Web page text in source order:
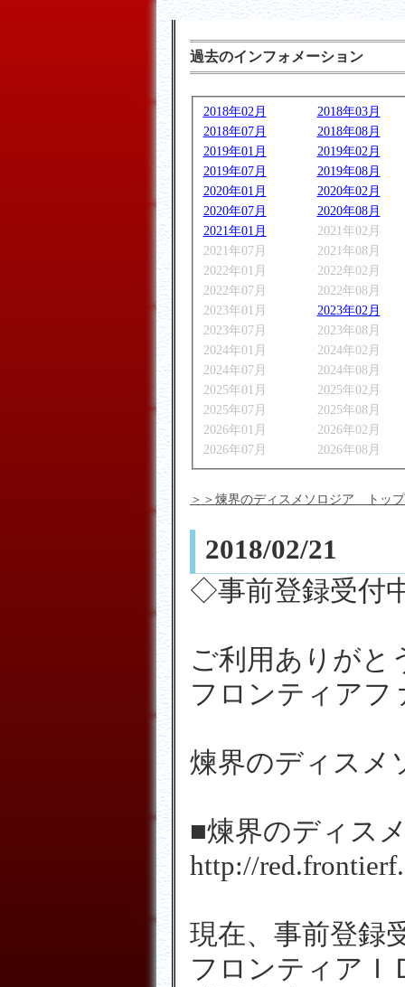
過去のインフォメーション
2018年02月
2018年03月
2018年07月
2018年08月
2019年01月
2019年02月
2019年07月
2019年08月
2020年01月
2020年02月
2020年07月
2020年08月
2021年01月
2021年02月
2021年07月
2021年08月
2022年01月
2022年02月
2022年07月
2022年08月
2023年01月
2023年02月
2023年07月
2023年08月
2024年01月
2024年02月
2024年07月
2024年08月
2025年01月
2025年02月
2025年07月
2025年08月
2026年01月
2026年02月
2026年07月
2026年08月
＞＞煉界のディスメソロジア トッ
2018/02/21
◇事前登録受付
ご利用ありがと
フロンティアフ
煉界のディス
■煉界のディス
http://
現在、事前登録
フロンティアＩ